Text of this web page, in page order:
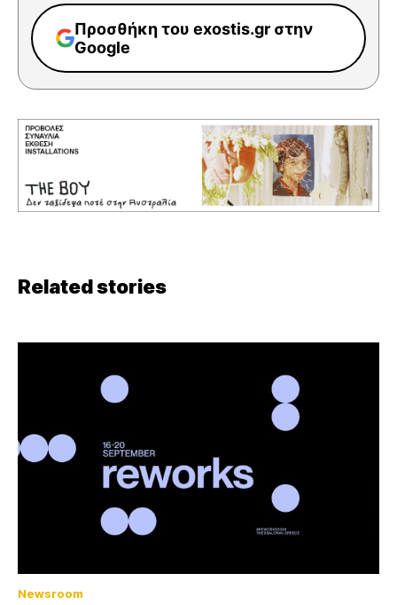
Προσθήκη του exostis.gr στην
Google
Related stories
Newsroom